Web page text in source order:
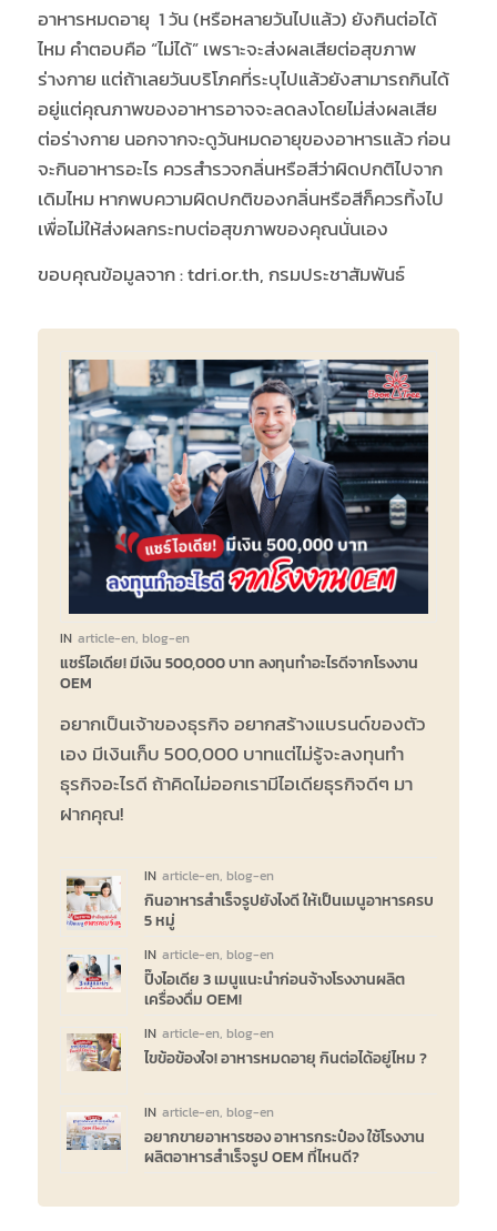
อาหารหมดอายุ 1 วัน (หรือหลายวันไปแล้ว)​ ยังกินต่อได้
ไหม คำตอบคือ “ไม่ได้” เพราะจะส่งผลเสียต่อสุขภาพ
ร่างกาย แต่ถ้าเลยวันบริโภคที่ระบุไปแล้วยังสามารถกินได้
อยู่แต่คุณภาพของอาหารอาจจะลดลงโดยไม่ส่งผลเสีย
ต่อร่างกาย นอกจากจะดูวันหมดอายุของอาหารแล้ว ก่อน
จะกินอาหารอะไร ควรสำรวจกลิ่นหรือสีว่าผิดปกติไปจาก
เดิมไหม หากพบความผิดปกติของกลิ่นหรือสีก็ควรทิ้งไป
เพื่อไม่ให้ส่งผลกระทบต่อสุขภาพของคุณนั่นเอง
ขอบคุณข้อมูลจาก :tdri.or.th,กรมประชาสัมพันธ์​
IN article-en, blog-en
แชร์ไอเดีย! มีเงิน 500,000 บาท ลงทุนทำอะไรดีจากโรงงาน
OEM
อยากเป็นเจ้าของธุรกิจ อยากสร้างแบรนด์ของตัว
เอง มีเงินเก็บ 500,000 บาทแต่ไม่รู้จะลงทุนทำ
ธุรกิจอะไรดี ถ้าคิดไม่ออกเรามีไอเดียธุรกิจดีๆ มา
ฝากคุณ!
IN article-en, blog-en
กินอาหารสำเร็จรูปยังไงดี ให้เป็นเมนูอาหารครบ
5 หมู่
IN article-en, blog-en
ปิ๊งไอเดีย 3 เมนูแนะนำก่อนจ้างโรงงานผลิต
เครื่องดื่ม OEM!
IN article-en, blog-en
ไขข้อข้องใจ! อาหารหมดอายุ กินต่อได้อยู่ไหม ?
IN article-en, blog-en
อยากขายอาหารซอง อาหารกระป๋อง ใช้โรงงาน
ผลิตอาหารสำเร็จรูป OEM ที่ไหนดี?